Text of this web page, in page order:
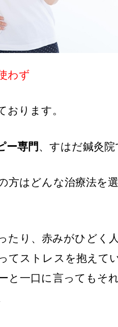
わず
おります。
ー専門 、すはだ鍼灸
方はどんな治療法を
たり、赤みがひどく
てストレスを抱えて
と一口に言ってもそ